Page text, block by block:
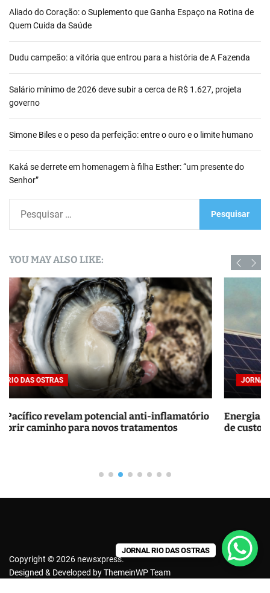
Aliado do Coração: o Suplemento que Ganha Espaço na Rotina de
Quem Cuida da Saúde
Dudu campeão: a vitória que entrou para a história de A Fazenda
Salário mínimo de 2026 deve subir a cerca de R$ 1.627, projeta
governo
Simone Biles e o peso da perfeição: entre o ouro e o limite humano
Kaká se derrete em homenagem à filha Esther: “um presente do
Senhor”
u
i
s
a
r
p
r
:
YOU MAY ALSO LIKE:
JORNAL RIO DAS OSTRAS
Energia solar residencial vale a pena? Guia
de custos e economia
Copyright © 2026 newsxpress.
Designed & Developed byThemeinWP Team
JORNAL RIO DAS OSTRAS